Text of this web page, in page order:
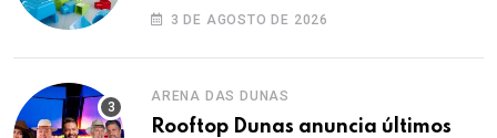
gratuitos à população
3 DE AGOSTO DE 2026
ARENA DAS DUNAS
Rooftop Dunas anuncia últimos